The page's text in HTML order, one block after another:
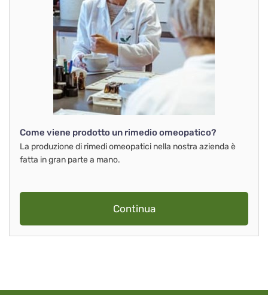
Come viene prodotto un rimedio omeopatico?
La produzione di rimedi omeopatici nella nostra azienda è
fatta in gran parte a mano.
Continua